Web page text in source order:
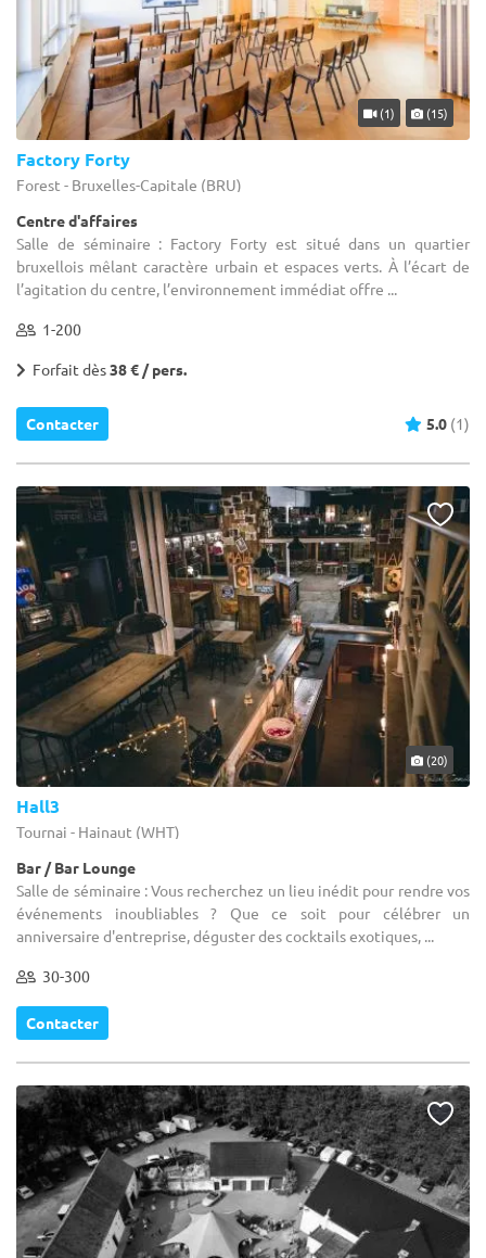
(1) (15)
Factory Forty
Forest - Bruxelles-Capitale (BRU)
Centre d'affaires
Salle de séminaire : Factory Forty est situé dans un quartier
bruxellois mêlant caractère urbain et espaces verts. À l’écart de
l’agitation du centre, l’environnement immédiat offre ...
1-200
Forfait dès38 € / pers.
Contacter 5.0 (1)
(20)
Hall3
Tournai - Hainaut (WHT)
Bar / Bar Lounge
Salle de séminaire : Vous recherchez un lieu inédit pour rendre vos
événements inoubliables ? Que ce soit pour célébrer un
anniversaire d'entreprise, déguster des cocktails exotiques, ...
30-300
Contacter